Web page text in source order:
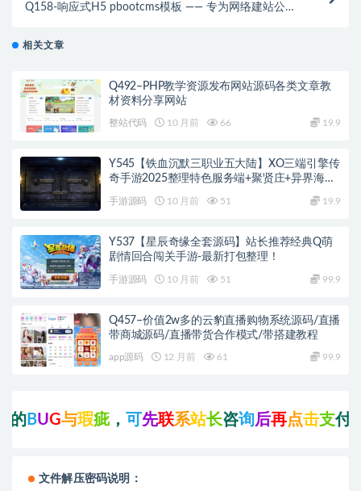
Q158-响应式H5 pbootcms模板 —— 专为网络建站公司
相关文章
Q492–PHP教学资源发布网站源码各类文章教
材资料分享网站
整站代码 10 月前 66 19.9
Y545【铁血沉默三职业五大陆】XO三端引擎传
奇手游2025整理特色服务端+聚贤庄+异界海岛
手游源码 10 月前 51 19.9
Y537【星辰奇缘全套源码】站长推荐经典Q萌
剧情回合闯关手游-最新打包整理！
手游源码 10 月前 51 99.9
Q457–价值2w多的云豹直播购物系统源码/直播
带商城源码/直播带货合作模式/带搭建教程
app源码 12 月前 61 99.9
BU G与瑕疵，可先联系站长咨询后再点击支付下载
文件解压密码说明：